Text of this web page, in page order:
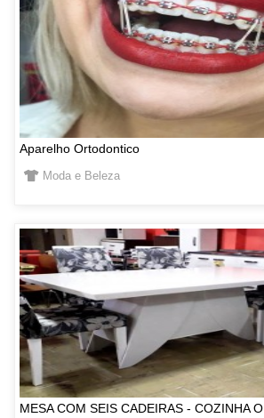
Aparelho Ortodontico
Moda e Beleza
MESA COM SEIS CADEIRAS - COZINHA O